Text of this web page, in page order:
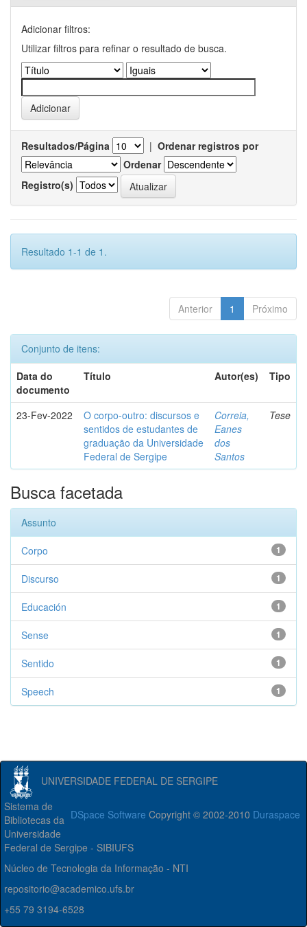
Adicionar filtros:
Utilizar filtros para refinar o resultado de busca.
Resultados/Página | Ordenar registros por
Ordenar
Registro(s)
Resultado 1-1 de 1.
Anterior 1 Próximo
Conjunto de itens:
Data do
documento
Título Autor(es) Tipo
23-Fev-2022
O corpo-outro: discursos e
sentidos de estudantes de
graduação da Universidade
Federal de Sergipe
Correia,
Eanes
dos
Santos
Tese
Busca facetada
Assunto
1
Corpo
1
Discurso
1
Educación
1
Sense
1
Sentido
1
Speech
UNIVERSIDADE FEDERAL DE SERGIPE
DSpace Software Copyright © 2002-2010 Duraspace
Sistema de
Bibliotecas da
Universidade
Federal de Sergipe - SIBIUFS
Núcleo de Tecnologia da Informação - NTI
repositorio@academico.ufs.br
+55 79 3194-6528